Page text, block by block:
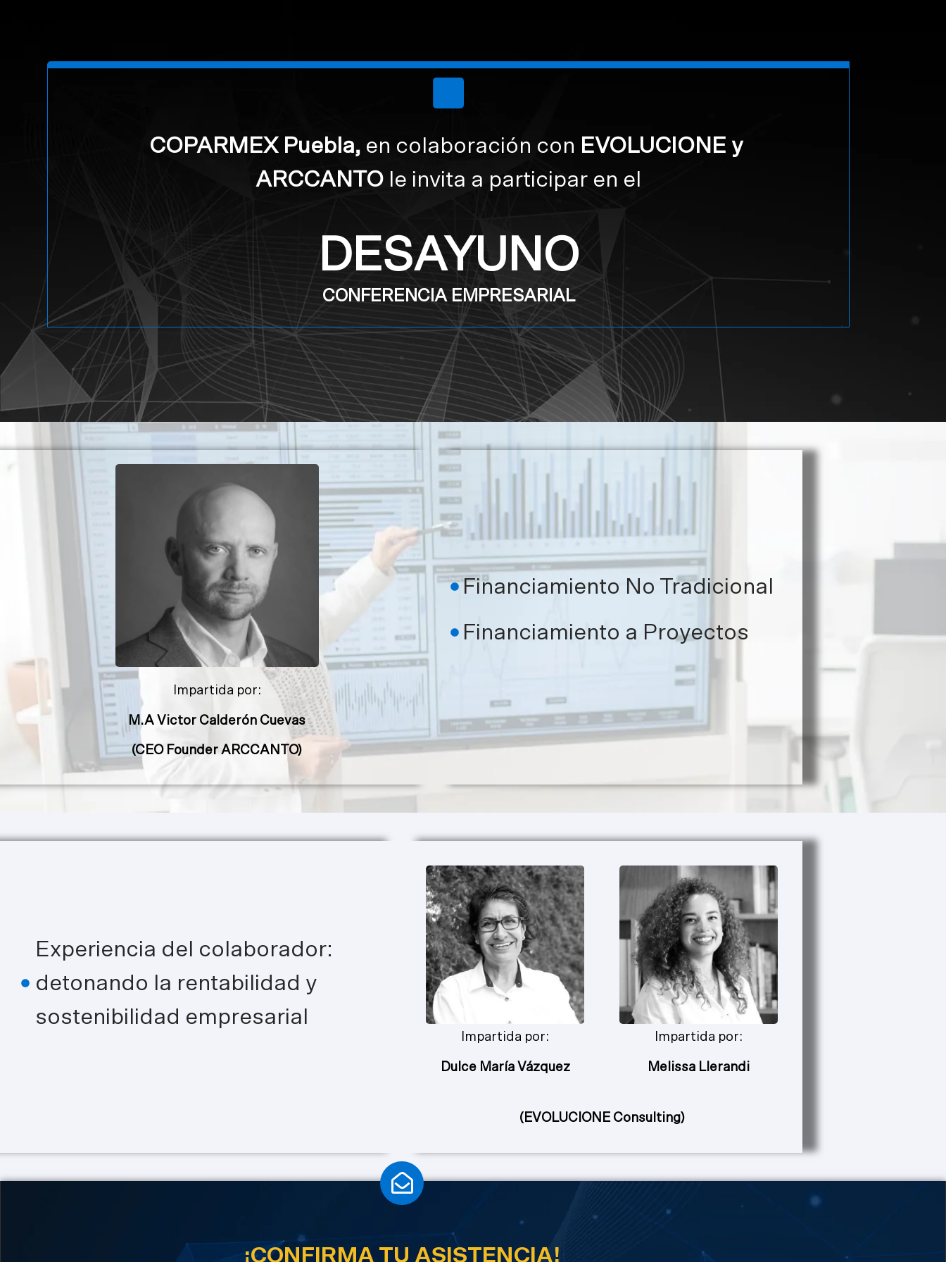
COPARMEX Puebla, en colaboración con EVOLUCIONE y
ARCCANTO le invita a participar en el
DESAYUNO
CONFERENCIA EMPRESARIAL
Impartida por:
M.A Victor Calderón Cuevas
(CEO Founder ARCCANTO)
Financiamiento No Tradicional
Financiamiento a Proyectos
Experiencia del colaborador:
detonando la rentabilidad y
sostenibilidad empresarial
Impartida por:
Dulce María Vázquez
Impartida por:
Melissa Llerandi
(EVOLUCIONE Consulting)
¡CONFIRMA TU ASISTENCIA!